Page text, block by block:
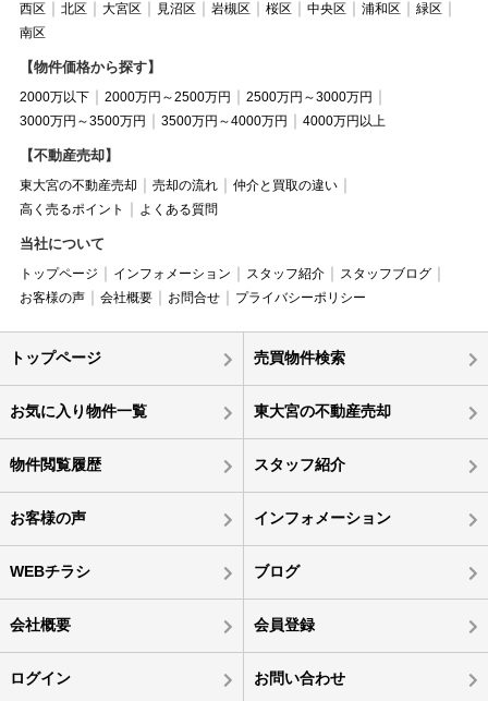
西区 北区 大宮区 見沼区 岩槻区 桜区 中央区 浦和区
緑区
南区
【物件価格から探す】
2000万以下 2000万円～2500万円
2500万円～3000万円
3000万円～3500万円
3500万円～4000万円 4000万円以上
【不動産売却】
東大宮の不動産売却 売却の流れ
仲介と買取の違い
高く売るポイント
よくある質問
当社について
トップページ インフォメーション スタッフ紹介
スタッフブログ
お客様の声
会社概要 お問合せ プライバシーポリシー
トップページ 売買物件検索
お気に入り物件一覧 東大宮の不動産売却
物件閲覧履歴 スタッフ紹介
お客様の声 インフォメーション
WEBチラシ ブログ
会社概要 会員登録
ログイン お問い合わせ